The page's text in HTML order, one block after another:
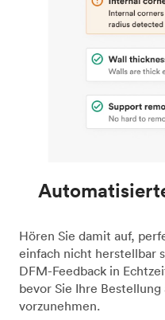
Hören Sie damit auf,
einfach nicht herstellbar
DFM-Feedback in
bevor Sie Ihre
vorzunehmen.